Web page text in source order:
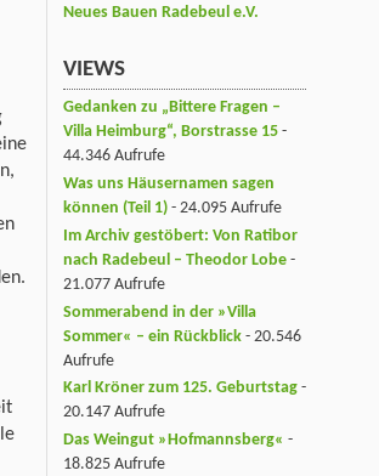
Neues Bauen Radebeul e.V.
VIEWS
Gedanken zu „Bittere Fragen –
Villa Heimburg“, Borstrasse 15 -
44.346 Aufrufe
Was uns Häusernamen sagen
können (Teil 1) - 24.095 Aufrufe
Im Archiv gestöbert: Von Ratibor
nach Radebeul – Theodor Lobe -
21.077 Aufrufe
Sommerabend in der »Villa
Sommer« – ein Rückblick - 20.546
Aufrufe
Karl Kröner zum 125. Geburtstag -
20.147 Aufrufe
Das Weingut »Hofmannsberg« -
18.825 Aufrufe